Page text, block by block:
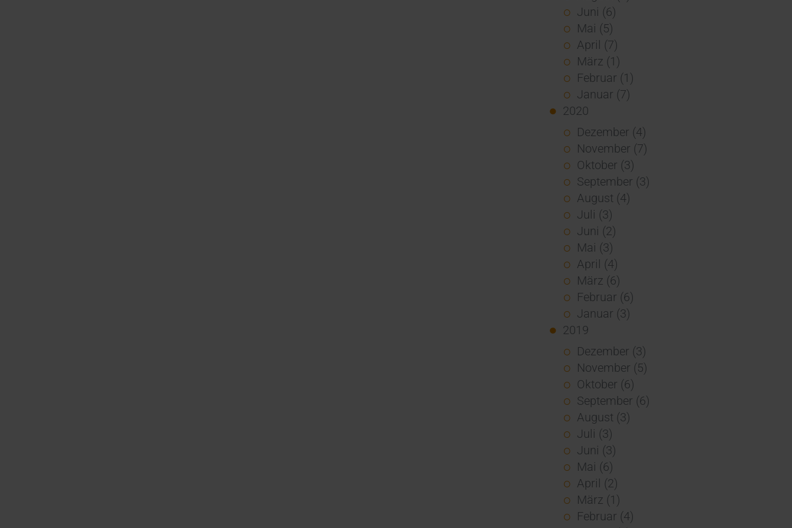
Juni (6)
Mai (5)
April (7)
März (1)
Februar (1)
Januar (7)
2020
Dezember (4)
November (7)
Oktober (3)
September (3)
August (4)
Juli (3)
Juni (2)
Mai (3)
April (4)
März (6)
Februar (6)
Januar (3)
2019
Dezember (3)
November (5)
Oktober (6)
September (6)
August (3)
Juli (3)
Juni (3)
Mai (6)
April (2)
März (1)
Februar (4)